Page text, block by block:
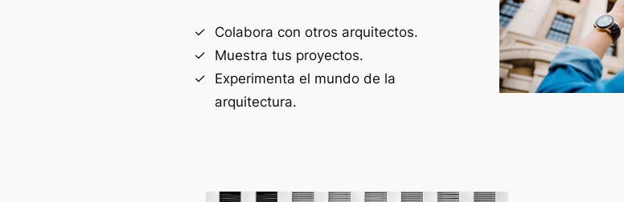
Colabora con otros arquitectos.
Muestra tus proyectos.
Experimenta el mundo de la
arquitectura.